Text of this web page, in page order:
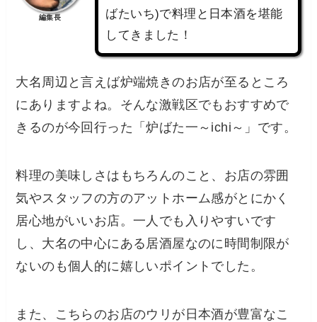
編集長
ばたいち)で料理と日本酒を堪能
してきました！
大名周辺と言えば炉端焼きのお店が至るところ
にありますよね。そんな激戦区でもおすすめで
きるのが今回行った「炉ばた一～ichi～」です。
料理の美味しさはもちろんのこと、お店の雰囲
気やスタッフの方のアットホーム感がとにかく
居心地がいいお店。一人でも入りやすいです
し、 大名の中心にある居酒屋なのに時間制限が
ないのも個人的に嬉しいポイントでした。
また、こちらのお店のウリが日本酒が豊富なこ